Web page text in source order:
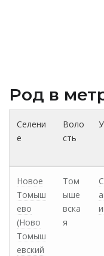
Род в
Селени
е
Воло
сть
Новое
Томыш
ево
(Ново
Томыш
евский
Том
ыше
вска
я